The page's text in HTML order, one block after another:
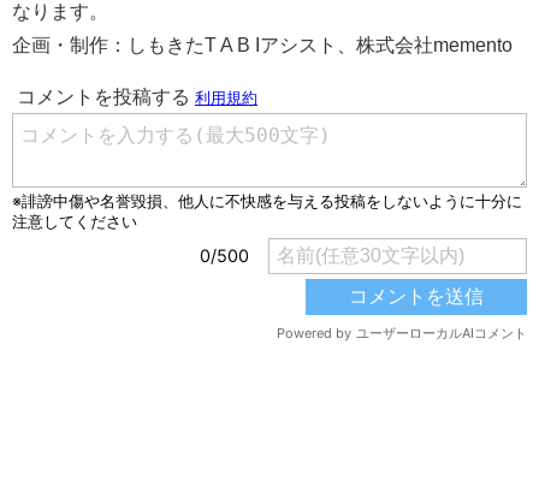
なります。
企画・制作：しもきたT A B Iアシスト、株式会社memento